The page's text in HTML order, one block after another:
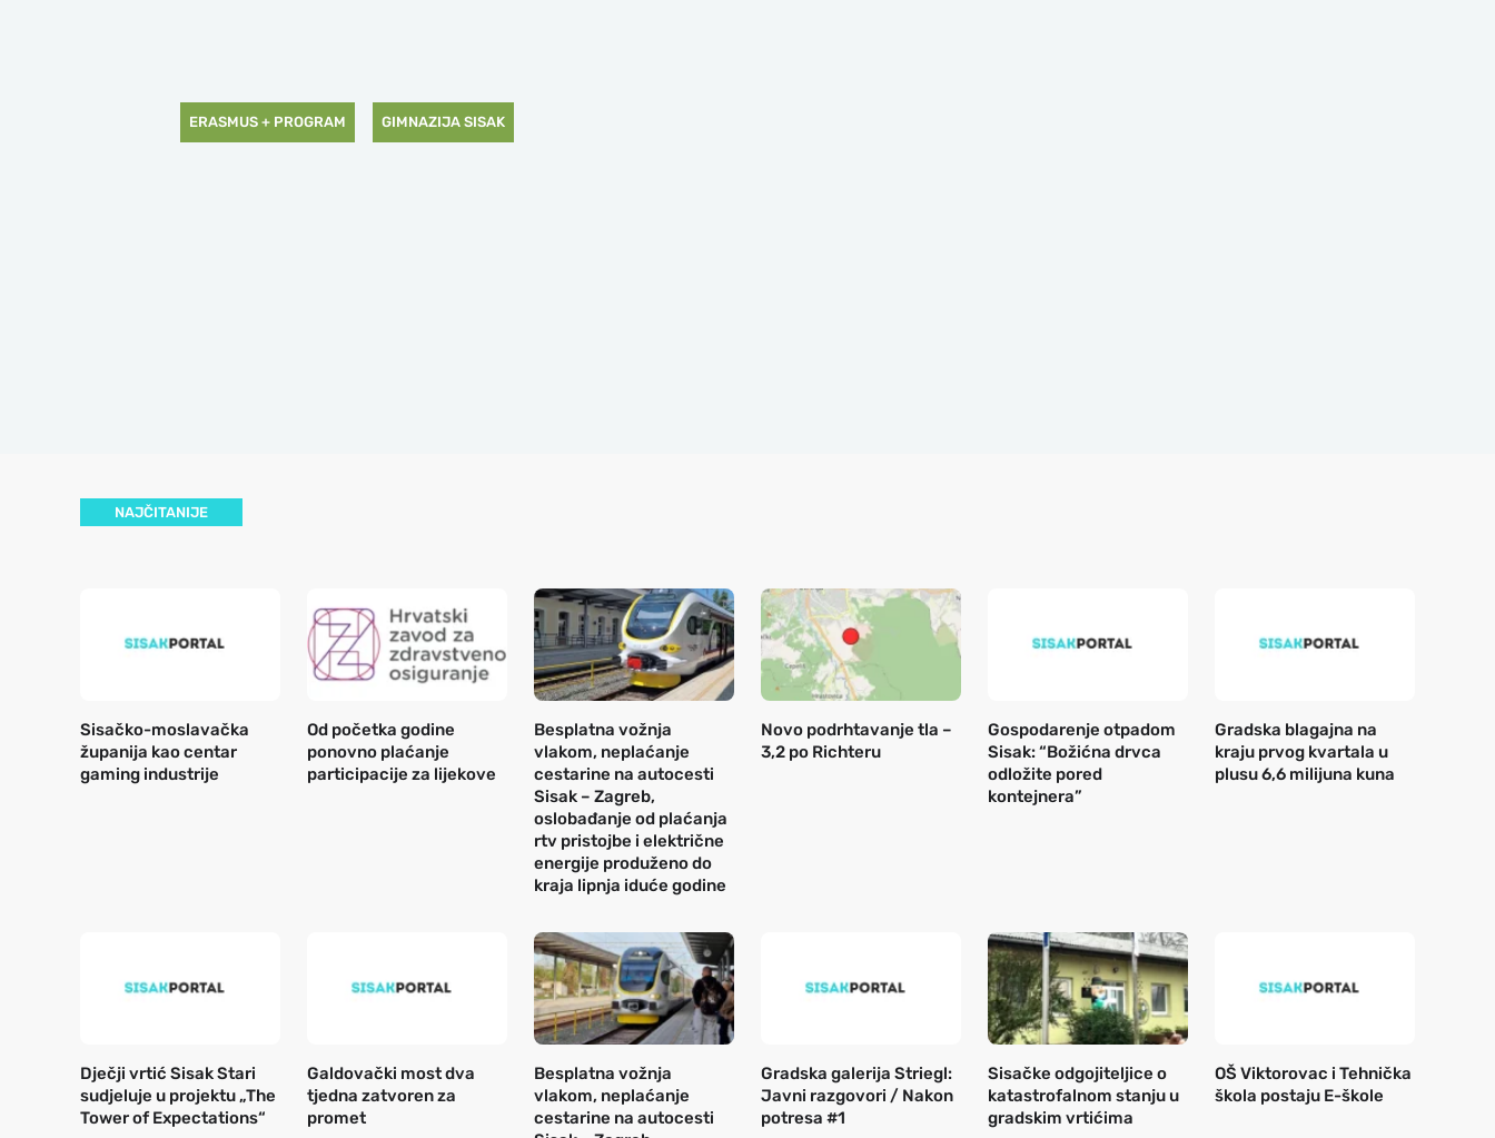
ERASMUS + PROGRAM GIMNAZIJA SISAK
NAJČITANIJE
Sisačko-moslavačka
županija kao centar
gaming industrije
Od početka godine
ponovno plaćanje
participacije za lijekove
Besplatna vožnja
vlakom, neplaćanje
cestarine na autocesti
Sisak – Zagreb,
oslobađanje od plaćanja
rtv pristojbe i električne
energije produženo do
kraja lipnja iduće godine
Novo podrhtavanje tla –
3,2 po Richteru
Gospodarenje otpadom
Sisak: “Božićna drvca
odložite pored
kontejnera”
Gradska blagajna na
kraju prvog kvartala u
plusu 6,6 milijuna kuna
Dječji vrtić Sisak Stari
sudjeluje u projektu „The
Tower of Expectations“
Galdovački most dva
tjedna zatvoren za
promet
Besplatna vožnja
vlakom, neplaćanje
cestarine na autocesti
Gradska galerija Striegl:
Javni razgovori / Nakon
potresa #1
Sisačke odgojiteljice o
katastrofalnom stanju u
gradskim vrtićima
OŠ Viktorovac i Tehnička
škola postaju E-škole